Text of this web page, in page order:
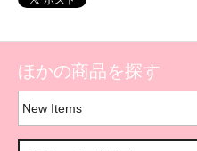
ほかの商品を探す